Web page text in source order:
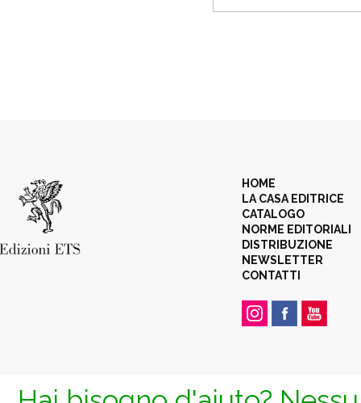
HOME
LA CASA EDITRICE
CATALOGO
NORME EDITORIALI
DISTRIBUZIONE
NEWSLETTER
CONTATTI